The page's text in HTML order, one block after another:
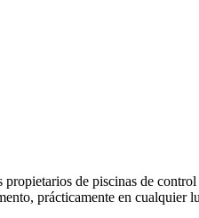
de piscinas de
prácticamente en cualquier